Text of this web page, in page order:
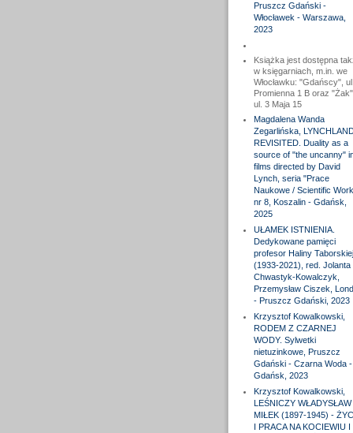
Pruszcz Gdański -
Włocławek - Warszawa,
2023
Książka jest dostępna
w księgarniach, m.in. we
Włocławku: "Gdańscy", ul.
Promienna 1 B oraz "Żak",
ul. 3 Maja 15
Magdalena Wanda
Zegarlińska,
REVISITED. Duality as a
source of "the uncanny"
films directed by David
Lynch, seria "Prace
Naukowe / Scientific
nr 8, Koszalin - Gdańsk,
2025
UŁAMEK ISTNIENIA.
Dedykowane pamięci
profesor Haliny Taborskiej
(1933-2021), red. Jolanta
Chwastyk-Kowalczyk,
Przemysław Ciszek,
- Pruszcz Gdański, 2023
Krzysztof Kowalkowski,
RODEM Z CZARNEJ
WODY. Sylwetki
nietuzinkowe, Pruszcz
Gdański - Czarna Woda -
Gdańsk, 2023
Krzysztof Kowalkowski,
LEŚNICZY WŁADYSŁAW
MIŁEK (1897-1945) -
I PRACA NA KOCIEWIU I